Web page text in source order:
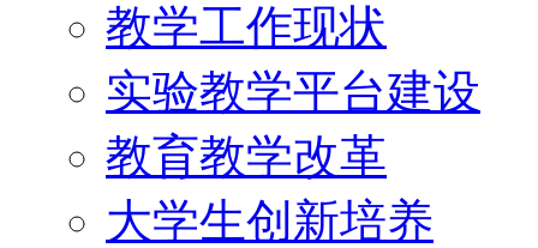
教学工作现状
实验教学平台建设
教育教学改革
大学生创新培养